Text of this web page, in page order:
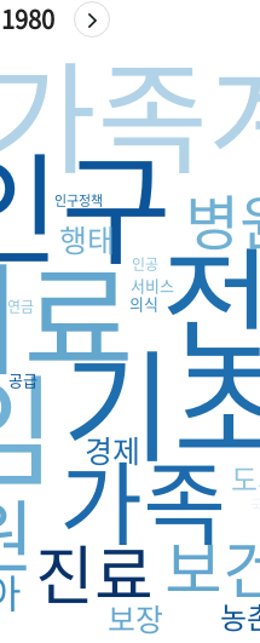
구
기
족
가족
진료보
병
보장
경제
행태
농
서비스
공급
의식
연금
인공
인구정책